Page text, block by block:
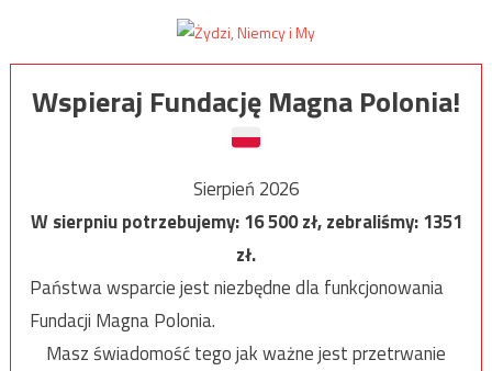
Wspieraj Fundację Magna Polonia!
Sierpień 2026
W sierpniu potrzebujemy:16 500zł, zebraliśmy:1351
zł.
Państwa wsparcie jest niezbędne dla funkcjonowania
Fundacji Magna Polonia.
Masz świadomość tego jak ważne jest przetrwanie